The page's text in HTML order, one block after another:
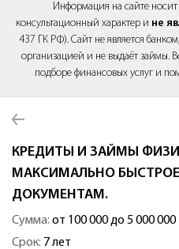
Информация на сайте
консультационный характер и не
437 ГК РФ). Сайт не является
организацией и не выдаёт займы.
подборе финансовых услуг и
КРЕДИТЫ И ЗАЙМЫ
МАКСИМАЛЬНО
ДОКУМЕНТАМ.
Сумма: от 100 000 до 5 000 000
Срок: 7 лет